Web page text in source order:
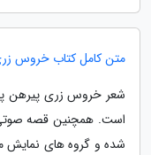
متن کامل کتاب خروس
شعر خروس زری پیرهن
است. همچنین قصه
شده و گروه های نمایش